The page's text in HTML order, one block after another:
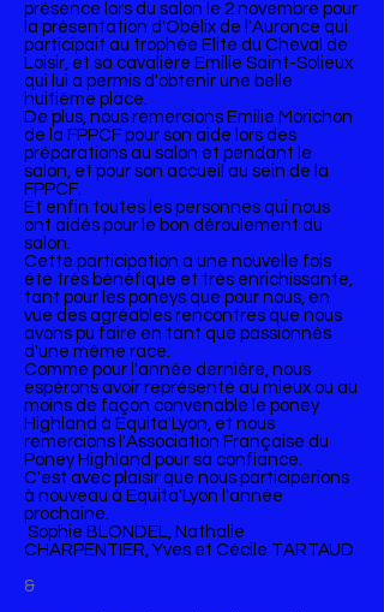
présence lors du salon le 2 novembre pour
la présentation d'Obélix de l'Auronce qui
participait au trophée Elite du Cheval de
Loisir, et sa cavalière Emilie Saint-Solieux
qui lui a permis d'obtenir une belle
huitième place.
De plus, nous remercions Emilie Morichon
de la FPPCF pour son aide lors des
préparations au salon et pendant le
salon, et pour son accueil au sein de la
FPPCF.
Et enfin toutes les personnes qui nous
ont aidés pour le bon déroulement du
salon.
Cette participation a une nouvelle fois
été très bénéfique et très enrichissante,
tant pour les poneys que pour nous, en
vue des agréables rencontres que nous
avons pu faire en tant que passionnés
d'une même race.
Comme pour l'année dernière, nous
espérons avoir représenté au mieux ou au
moins de façon convenable le poney
Highland à Equita'Lyon, et nous
remercions l'Association Française du
Poney Highland pour sa confiance.
C'est avec plaisir que nous participerions
à nouveau à Equita'Lyon l'année
prochaine.
Sophie BLONDEL, Nathalie
CHARPENTIER, Yves et Cécile TARTAUD
&